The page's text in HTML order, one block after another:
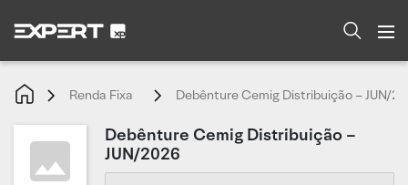
Renda Fixa Debênture Cemig Distribuição – JUN/
Debênture Cemig Distribuição –
JUN/2026